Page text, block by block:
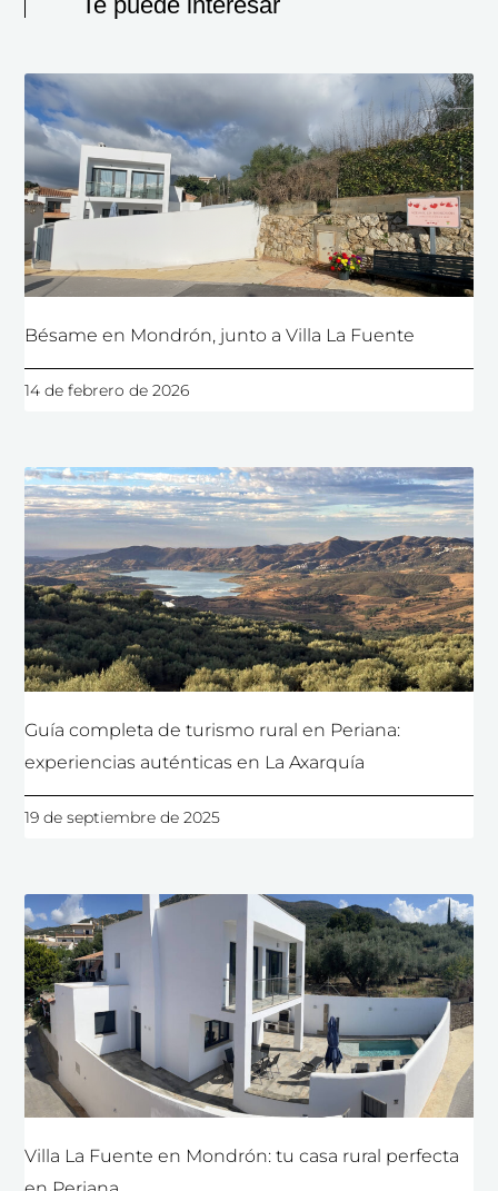
Bésame en Mondrón, junto a Villa La Fuente
14 de febrero de 2026
Guía completa de turismo rural en Periana:
experiencias auténticas en La Axarquía
19 de septiembre de 2025
Villa La Fuente en Mondrón: tu casa rural perfecta